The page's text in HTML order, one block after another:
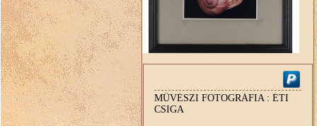
MŰVÉSZI FOTOGRÁFIA : ÉTI
CSIGA